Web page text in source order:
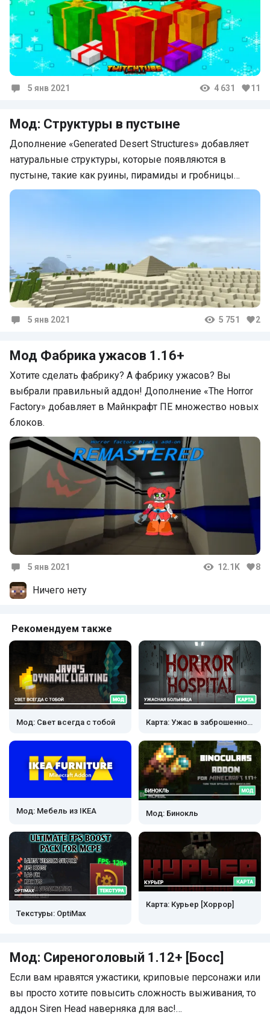
5 янв 2021 4 631 11
Мод: Структуры в пустыне
Дополнение «Generated Desert Structures» добавляет
натуральные структуры, которые появляются в
пустыне, такие как руины, пирамиды и гробницы…
5 янв 2021 5 751 2
Мод Фабрика ужасов 1.16+
Хотите сделать фабрику? А фабрику ужасов? Вы
выбрали правильный аддон! Дополнение «The Horror
Factory» добавляет в Майнкрафт ПЕ множество новых
блоков.
5 янв 2021 12.1K 8
Ничего нету
Рекомендуем также
Мод: Свет всегда с тобой Карта: Ужас в заброшенной больнице
Мод: Мебель из IKEA Мод: Бинокль
Текстуры: OptiMax
Карта: Курьер [Хоррор]
Мод: Сиреноголовый 1.12+ [Босс]
Если вам нравятся ужастики, криповые персонажи или
вы просто хотите повысить сложность выживания, то
аддон Siren Head наверняка для вас!…